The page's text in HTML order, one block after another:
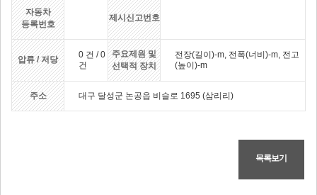
자동차
등록번호
제시신고번호
압류 / 저당
0 건 / 0
건
주요제원 및
선택적 장치
전장(길이)-m, 전폭(너비)-m, 전고
(높이)-m
주소 대구 달성군 논공읍 비슬로 1695 (삼리리)
목록보기